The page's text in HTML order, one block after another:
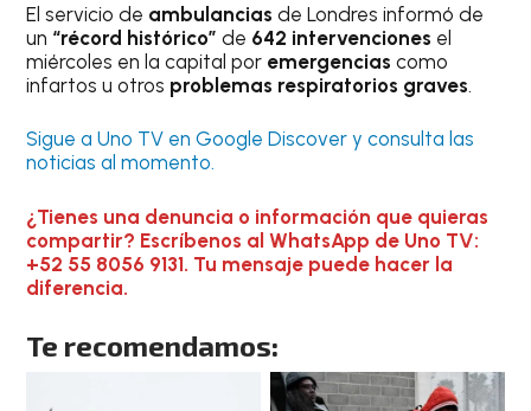
El servicio de ambulanciasde Londres informó de
un “récord histórico”de 642 intervenciones el
miércoles en la capital por emergenciascomo
infartos u otros problemas respiratorios graves.
Sigue a Uno TV en Google Discover y consulta las
noticias al momento.
¿Tienes una denuncia o información que quieras
compartir? Escríbenos al WhatsApp de Uno TV:
+52 55 8056 9131. Tu mensaje puede hacer la
diferencia.
Te recomendamos: